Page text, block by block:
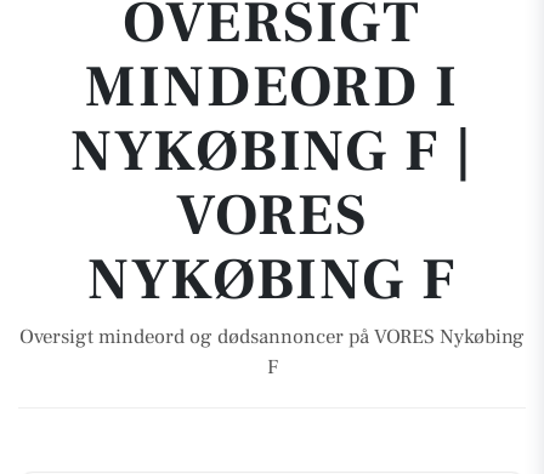
OVERSIGT
MINDEORD I
NYKØBING F |
VORES
NYKØBING F
Oversigt mindeord og dødsannoncer på VORES Nykøbing
F